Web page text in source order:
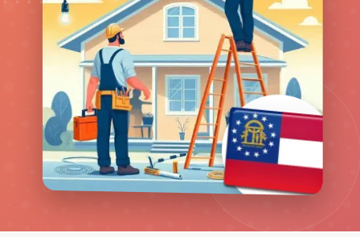
🔌